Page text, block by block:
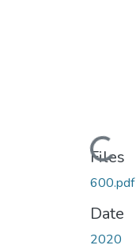
Loading...
Files
600.pdf
Date
2020